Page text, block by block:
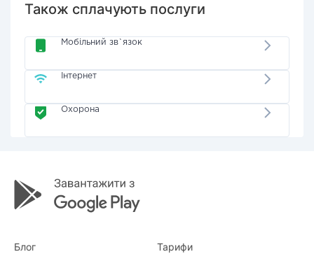
Також сплачують послуги
Мобільний зв`язок
Інтернет
Охорона
Блог Тарифи